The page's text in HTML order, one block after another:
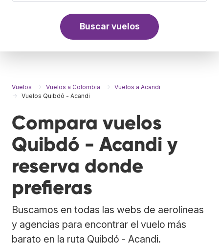
Buscar vuelos
Vuelos Vuelos a Colombia
Vuelos a Acandi
Vuelos Quibdó - Acandi
Compara vuelos
Quibdó - Acandi y
reserva donde
prefieras
Buscamos en todas las webs de aerolíneas
y agencias para encontrar el vuelo más
barato en la ruta Quibdó - Acandi.